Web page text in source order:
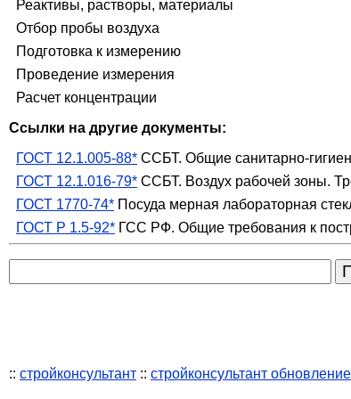
Реактивы, растворы, материалы
Отбор пробы воздуха
Подготовка к измерению
Проведение измерения
Расчет концентрации
Ссылки на другие документы:
ГОСТ 12.1.005-88* ССБТ. Общие санитарно-
ГОСТ 12.1.016-79* ССБТ. Воздух рабочей зоны.
ГОСТ 1770-74* Посуда мерная лабораторная
ГОСТ Р 1.5-92* ГСС РФ. Общие требования к
:: стройконсультант :: стройконсультант обновление